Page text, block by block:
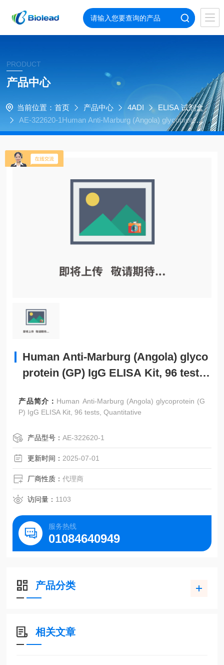
PRODUCT
产品中心
当前位置： 首页 产品中心 4ADI
ELISA 试剂盒
AE-322620-1Human Anti-Marburg (Angola) glycoprotein
(GP) IgG ELISA Kit, 96 tests, Quantitative
Human Anti-Marburg (Angola) glyco
protein (GP) IgG ELISA Kit, 96 tests,
产品简介： Human Anti-Marburg (Angola) glycoprotein (G
P) IgG ELISA Kit, 96 tests, Quantitative
产品型号：AE-322620-1
更新时间： 2025-07-01
厂商性质：代理商
访问量： 1103
服务热线
01084640949
产品分类
相关文章